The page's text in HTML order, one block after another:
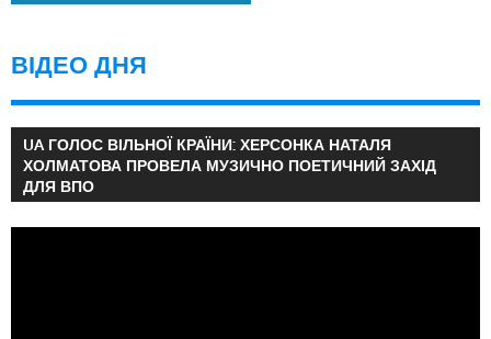
ВІДЕО ДНЯ
UA ГОЛОС ВІЛЬНОЇ КРАЇНИ: ХЕРСОНКА НАТАЛЯ
ХОЛМАТОВА ПРОВЕЛА МУЗИЧНО ПОЕТИЧНИЙ ЗАХІД
ДЛЯ ВПО